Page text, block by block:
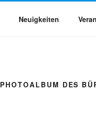
Neuigkeiten
PHOTOALBUM DES